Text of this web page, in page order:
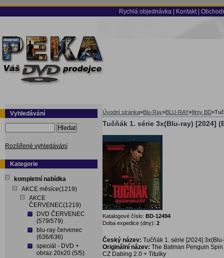
Rychlá objednávka Kontakt
Vyhledávání
Hledat
Rozšířené vyhledávání
Kategorie
kompletní nabídka
AKCE měsíce(1219)
AKCE
ČERVENEC(1219)
DVD ČERVENEC
(579/579)
blu-ray červenec
(636/636)
speciál - DVD +
obraz 20x20 (5/5)
Úvodní stránka»Blu-Ray»BLU-RAY»filmy BD»
Tučňák 1. série 3x(Blu-ray) [2024]
Katalogové číslo: BD-12494
Doba expedice (dny): 2
Český název: Tučňák 1. série [2024]
Originální název: The Batman Penguin
CZ Dabing 2.0 + Titulky